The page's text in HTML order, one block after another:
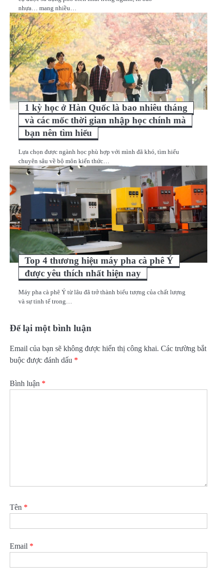
nhựa… mang nhiều…
1 kỳ học ở Hàn Quốc là bao nhiêu tháng
và các mốc thời gian nhập học chính mà
bạn nên tìm hiểu
Lựa chọn được ngành học phù hợp với mình đã khó, tìm hiểu
chuyên sâu về bộ môn kiến thức…
Top 4 thương hiệu máy pha cà phê Ý
được yêu thích nhất hiện nay
Máy pha cà phê Ý từ lâu đã trở thành biểu tượng của chất lượng
và sự tinh tế trong…
Để lại một bình luận
Email của bạn sẽ không được hiển thị công khai. Các trường bắt
buộc được đánh dấu *
Bình luận *
Tên *
Email *